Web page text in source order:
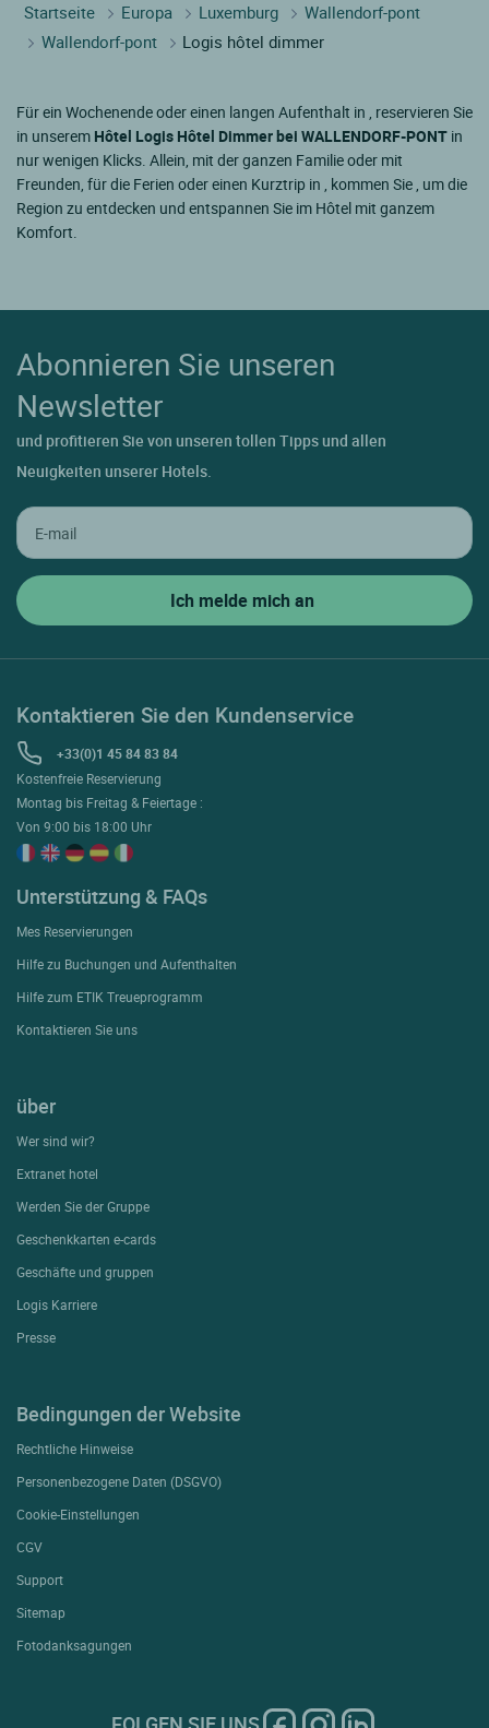
Startseite Europa Luxemburg
Wallendorf-pont
Wallendorf-pont
Logis hôtel dimmer
Für ein Wochenende oder einen langen Aufenthalt in , reservieren Sie
in unserem Hôtel Logis Hôtel Dimmer bei WALLENDORF-PONT in
nur wenigen Klicks. Allein, mit der ganzen Familie oder mit
Freunden, für die Ferien oder einen Kurztrip in , kommen Sie , um die
Region zu entdecken und entspannen Sie im Hôtel mit ganzem
Komfort.
Abonnieren Sie unseren
Newsletter
und profitieren Sie von unseren tollen Tipps und allen
Neuigkeiten unserer Hotels.
Kontaktieren Sie den Kundenservice
+33(0)1 45 84 83 84
Kostenfreie Reservierung
Montag bis Freitag & Feiertage :
Von 9:00 bis 18:00 Uhr
Unterstützung & FAQs
Mes Reservierungen
Hilfe zu Buchungen und Aufenthalten
Hilfe zum ETIK Treueprogramm
Kontaktieren Sie uns
über
Wer sind wir?
Extranet hotel
Werden Sie der Gruppe
Geschenkkarten e-cards
Geschäfte und gruppen
Logis Karriere
Presse
Bedingungen der Website
Rechtliche Hinweise
Personenbezogene Daten (DSGVO)
Cookie-Einstellungen
CGV
Support
Sitemap
Fotodanksagungen